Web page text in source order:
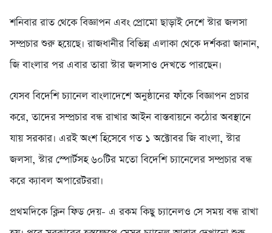
শনিবার রাত থেকে বিজ্ঞাপন এবং প্রোমো ছাড়াই দেশে স্টার জলসা
সম্প্রচার শুরু হয়েছে। রাজধানীর বিভিন্ন এলাকা থেকে দর্শকরা জানান,
জি বাংলার পর এবার তারা স্টার জলসাও দেখতে পারছেন।
যেসব বিদেশি চ্যানেল বাংলাদেশে অনুষ্ঠানের ফাঁকে বিজ্ঞাপন প্রচার
করে, তাদের সম্প্রচার বন্ধ রাখার আইন বাস্তবায়নে কঠোর অবস্থানে
যায় সরকার। এরই অংশ হিসেবে গত ১ অক্টোবর জি বাংলা, স্টার
জলসা, স্টার স্পোর্টসহ ৬০টির মতো বিদেশি চ্যানেলের সম্প্রচার বন্ধ
করে ক্যাবল অপারেটররা।
প্রথমদিকে ক্লিন ফিড দেয়- এ রকম কিছু চ্যানেলও সে সময় বন্ধ রাখা